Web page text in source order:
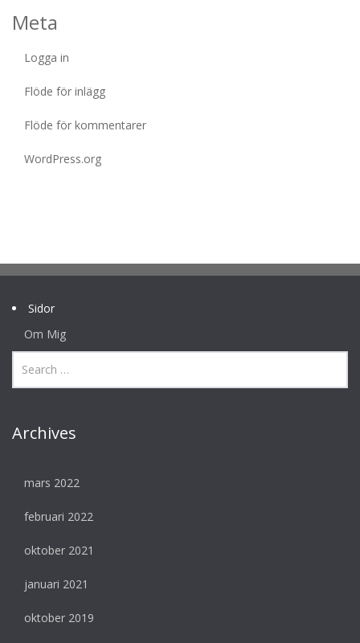
Meta
Logga in
Flöde för inlägg
Flöde för kommentarer
WordPress.org
Sidor
Om Mig
Archives
mars 2022
februari 2022
oktober 2021
januari 2021
oktober 2019